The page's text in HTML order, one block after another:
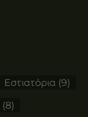
Εστιατόρια (9)
(8)